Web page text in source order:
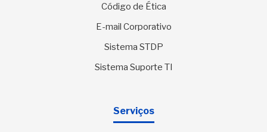
Código de Ética
E-mail Corporativo
Sistema STDP
Sistema Suporte TI
Serviços